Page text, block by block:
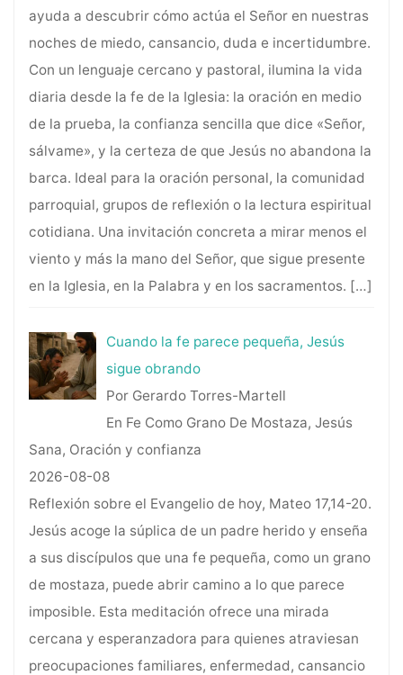
ayuda a descubrir cómo actúa el Señor en nuestras
noches de miedo, cansancio, duda e incertidumbre.
Con un lenguaje cercano y pastoral, ilumina la vida
diaria desde la fe de la Iglesia: la oración en medio
de la prueba, la confianza sencilla que dice «Señor,
sálvame», y la certeza de que Jesús no abandona la
barca. Ideal para la oración personal, la comunidad
parroquial, grupos de reflexión o la lectura espiritual
cotidiana. Una invitación concreta a mirar menos el
viento y más la mano del Señor, que sigue presente
en la Iglesia, en la Palabra y en los sacramentos. […]
Cuando la fe parece pequeña, Jesús
sigue obrando
Por Gerardo Torres-Martell
En Fe Como Grano De Mostaza, Jesús
Sana, Oración y confianza
2026-08-08
Reflexión sobre el Evangelio de hoy, Mateo 17,14-20.
Jesús acoge la súplica de un padre herido y enseña
a sus discípulos que una fe pequeña, como un grano
de mostaza, puede abrir camino a lo que parece
imposible. Esta meditación ofrece una mirada
cercana y esperanzadora para quienes atraviesan
preocupaciones familiares, enfermedad, cansancio